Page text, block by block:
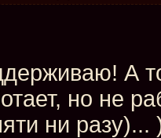
А
но не
ни разу)...